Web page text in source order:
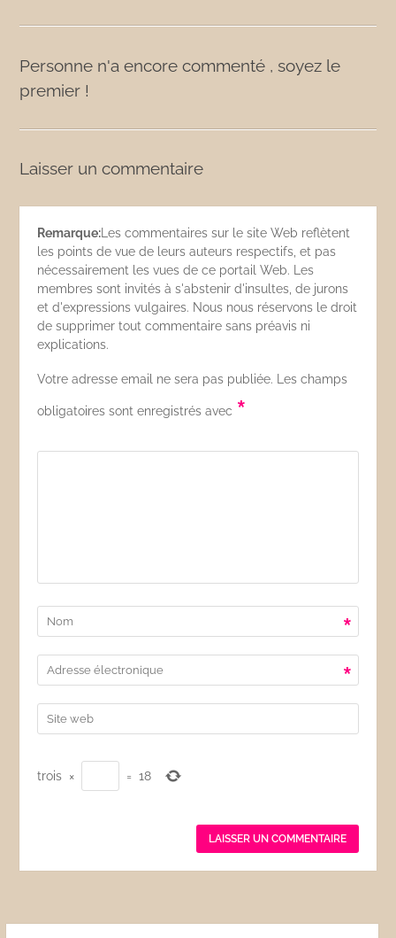
Personne n'a encore commenté , soyez le
premier !
Laisser un commentaire
Remarque: Les commentaires sur le site Web reflètent
les points de vue de leurs auteurs respectifs, et pas
nécessairement les vues de ce portail Web. Les
membres sont invités à s'abstenir d'insultes, de jurons
et d'expressions vulgaires. Nous nous réservons le droit
de supprimer tout commentaire sans préavis ni
explications.
Votre adresse email ne sera pas publiée. Les champs
obligatoires sont enregistrés avec *
*
*
trois × = 18